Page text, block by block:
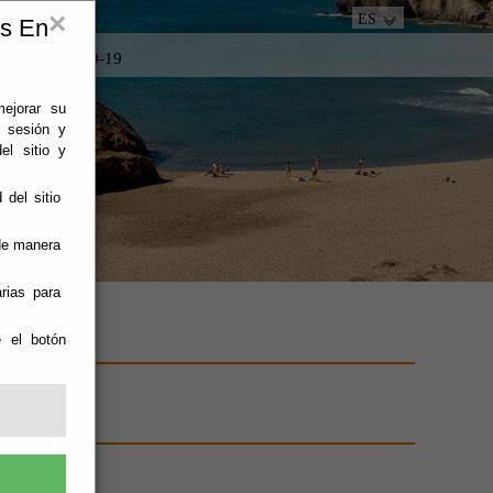
×
En
su
sesión y
sitio y
del sitio
manera
para
el botón
ES
COVID-19